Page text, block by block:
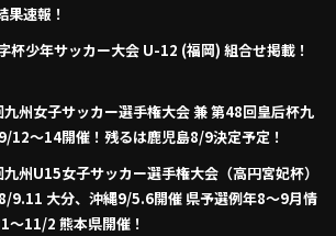
速報！
杯少年サッカー大会 U-12 (福岡) 組合せ掲載！
州女子サッカー選手権大会 兼 第48回皇后杯九
12～14開催！残るは鹿児島8/9決定予定！
州U15女子サッカー選手権大会（高円宮妃杯）
9.11 大分、沖縄9/5.6開催 県予選例年8～9月情
11/2 熊本県開催！